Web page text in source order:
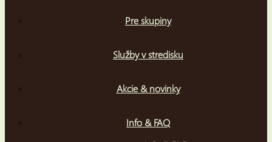
Pre skupiny
Služby v stredisku
Akcie & novinky
Info & FAQ